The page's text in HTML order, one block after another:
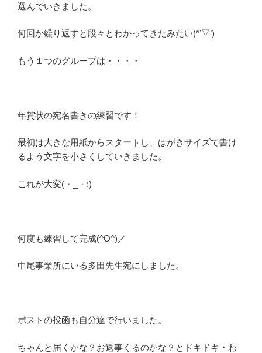
選んでいきました。
何回か繰り返すと段々とわかってきたみたい(*’▽’)
もう１つのグループは・・・・
年賀状の宛名書きの練習です！
最初は大きな用紙からスタートし、はがきサイズで書け
るよう文字を小さくしていきました。
これが大変(・_・;)
何度も練習して完成(^O^)／
中尾事業所にいる多田先生宛にしました。
ポストの投函も自分達で行いました。
ちゃんと届くかな？お返事くるのかな？とドキドキ・わ